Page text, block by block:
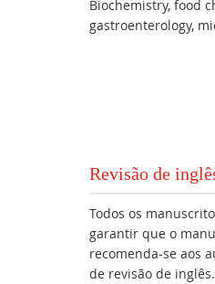
Biochemistry, food
gastroenterology,
Revisão de
Todos os
garantir que o
recomenda-se aos
de revisão de